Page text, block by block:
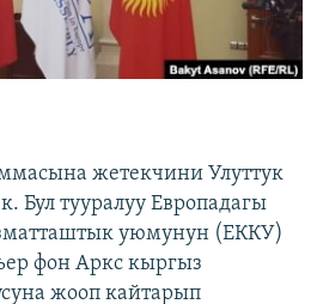
жетекчини Улуттук
Бул тууралуу Европадагы
уюмунун (ЕККУ)
фон Аркс кыргыз
жооп кайтарып